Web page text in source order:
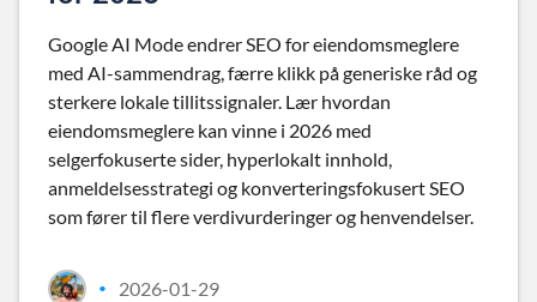
Google AI Mode endrer SEO for eiendomsmeglere
med AI-sammendrag, færre klikk på generiske råd og
sterkere lokale tillitssignaler. Lær hvordan
eiendomsmeglere kan vinne i 2026 med
selgerfokuserte sider, hyperlokalt innhold,
anmeldelsesstrategi og konverteringsfokusert SEO
som fører til flere verdivurderinger og henvendelser.
• 2026-01-29